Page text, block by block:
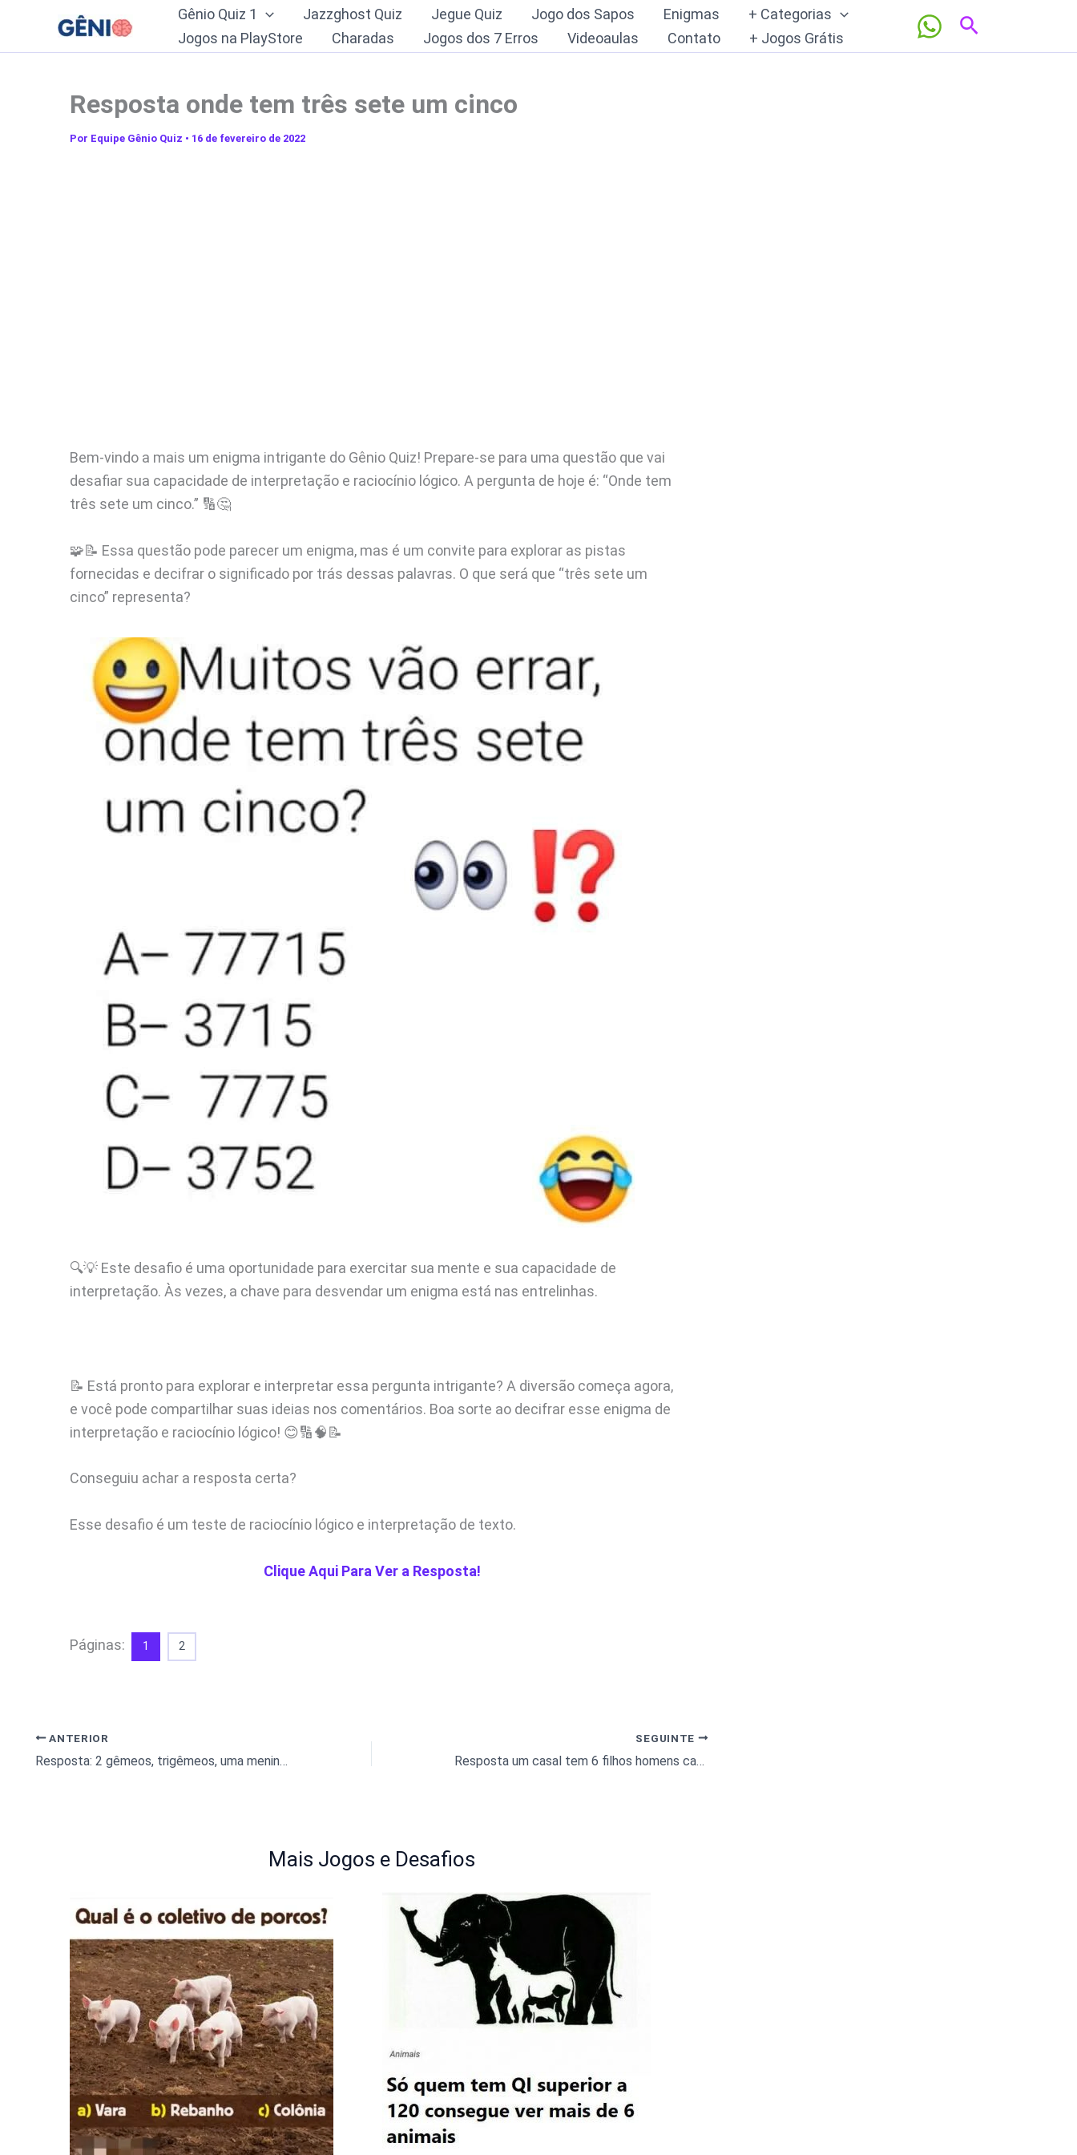
o
Gênio Quiz 1 Jazzghost Quiz Jegue Quiz Jogo dos Sapos Enigmas
+ Categorias
Jogos na PlayStore
Charadas Jogos dos 7 Erros Videoaulas Contato + Jogos Grátis
Pesquisar
Resposta onde tem três sete um cinco
Por Equipe Gênio Quiz • 16 de fevereiro de 2022
Bem-vindo a mais um enigma intrigante do Gênio Quiz! Prepare-se para uma questão que vai
desafiar sua capacidade de interpretação e raciocínio lógico. A pergunta de hoje é: “Onde tem
três sete um cinco.” 🔢🤔
🧩📝 Essa questão pode parecer um enigma, mas é um convite para explorar as pistas
fornecidas e decifrar o significado por trás dessas palavras. O que será que “três sete um
cinco” representa?
🔍💡 Este desafio é uma oportunidade para exercitar sua mente e sua capacidade de
interpretação. Às vezes, a chave para desvendar um enigma está nas entrelinhas.
📝 Está pronto para explorar e interpretar essa pergunta intrigante? A diversão começa agora,
e você pode compartilhar suas ideias nos comentários. Boa sorte ao decifrar esse enigma de
interpretação e raciocínio lógico! 😊🔢🧠📝
Conseguiu achar a resposta certa?
Esse desafio é um teste de raciocínio lógico e interpretação de texto.
Clique Aqui Para Ver a Resposta!
Páginas: 1 2
ANTERIOR
Resposta: 2 gêmeos, trigêmeos, uma menina e 1 idoso, quantas pessoas são?
SEGUINTE
Resposta um casal tem 6 filhos homens cada filho tem uma irmã…
Mais Jogos e Desafios